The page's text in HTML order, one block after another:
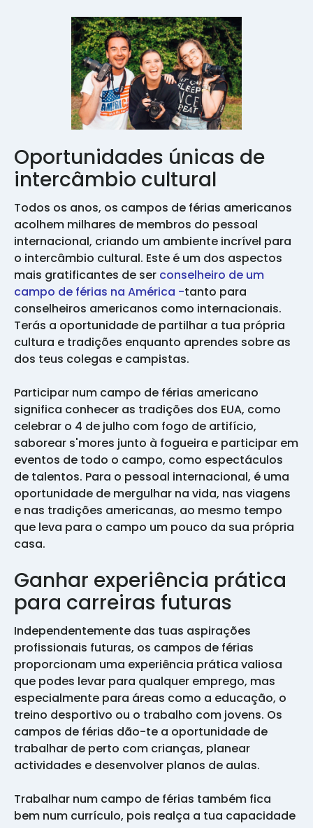
Oportunidades únicas de
intercâmbio cultural
Todos os anos, os campos de férias americanos
acolhem milhares de membros do pessoal
internacional, criando um ambiente incrível para
o intercâmbio cultural. Este é um dos aspectos
mais gratificantes de ser conselheiro de um
campo de férias na América -tanto para
conselheiros americanos como internacionais.
Terás a oportunidade de partilhar a tua própria
cultura e tradições enquanto aprendes sobre as
dos teus colegas e campistas.
Participar num campo de férias americano
significa conhecer as tradições dos EUA, como
celebrar o 4 de julho com fogo de artifício,
saborear s'mores junto à fogueira e participar em
eventos de todo o campo, como espectáculos
de talentos. Para o pessoal internacional, é uma
oportunidade de mergulhar na vida, nas viagens
e nas tradições americanas, ao mesmo tempo
que leva para o campo um pouco da sua própria
casa.
Ganhar experiência prática
para carreiras futuras
Independentemente das tuas aspirações
profissionais futuras, os campos de férias
proporcionam uma experiência prática valiosa
que podes levar para qualquer emprego, mas
especialmente para áreas como a educação, o
treino desportivo ou o trabalho com jovens. Os
campos de férias dão-te a oportunidade de
trabalhar de perto com crianças, planear
actividades e desenvolver planos de aulas.
Trabalhar num campo de férias também fica
bem num currículo, pois realça a tua capacidade